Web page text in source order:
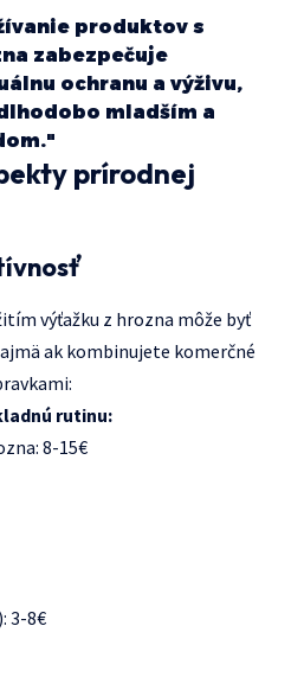
produktov s
zabezpečuje
ochranu a výživu,
mladším a
prírodnej
výťažku z hrozna môže byť
ak kombinujete komerčné
rutinu:
8-15€
3-8€